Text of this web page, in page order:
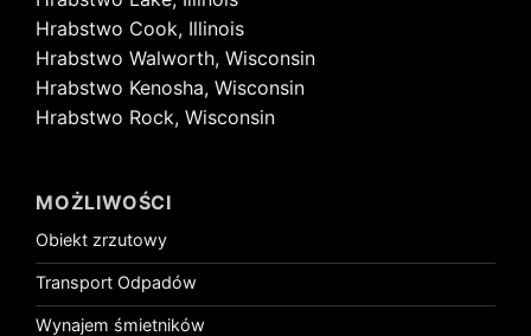
Hrabstwo Cook, Illinois
Hrabstwo Walworth, Wisconsin
Hrabstwo Kenosha, Wisconsin
Hrabstwo Rock, Wisconsin
MOŻLIWOŚCI
Obiekt zrzutowy
Transport Odpadów
Wynajem śmietników